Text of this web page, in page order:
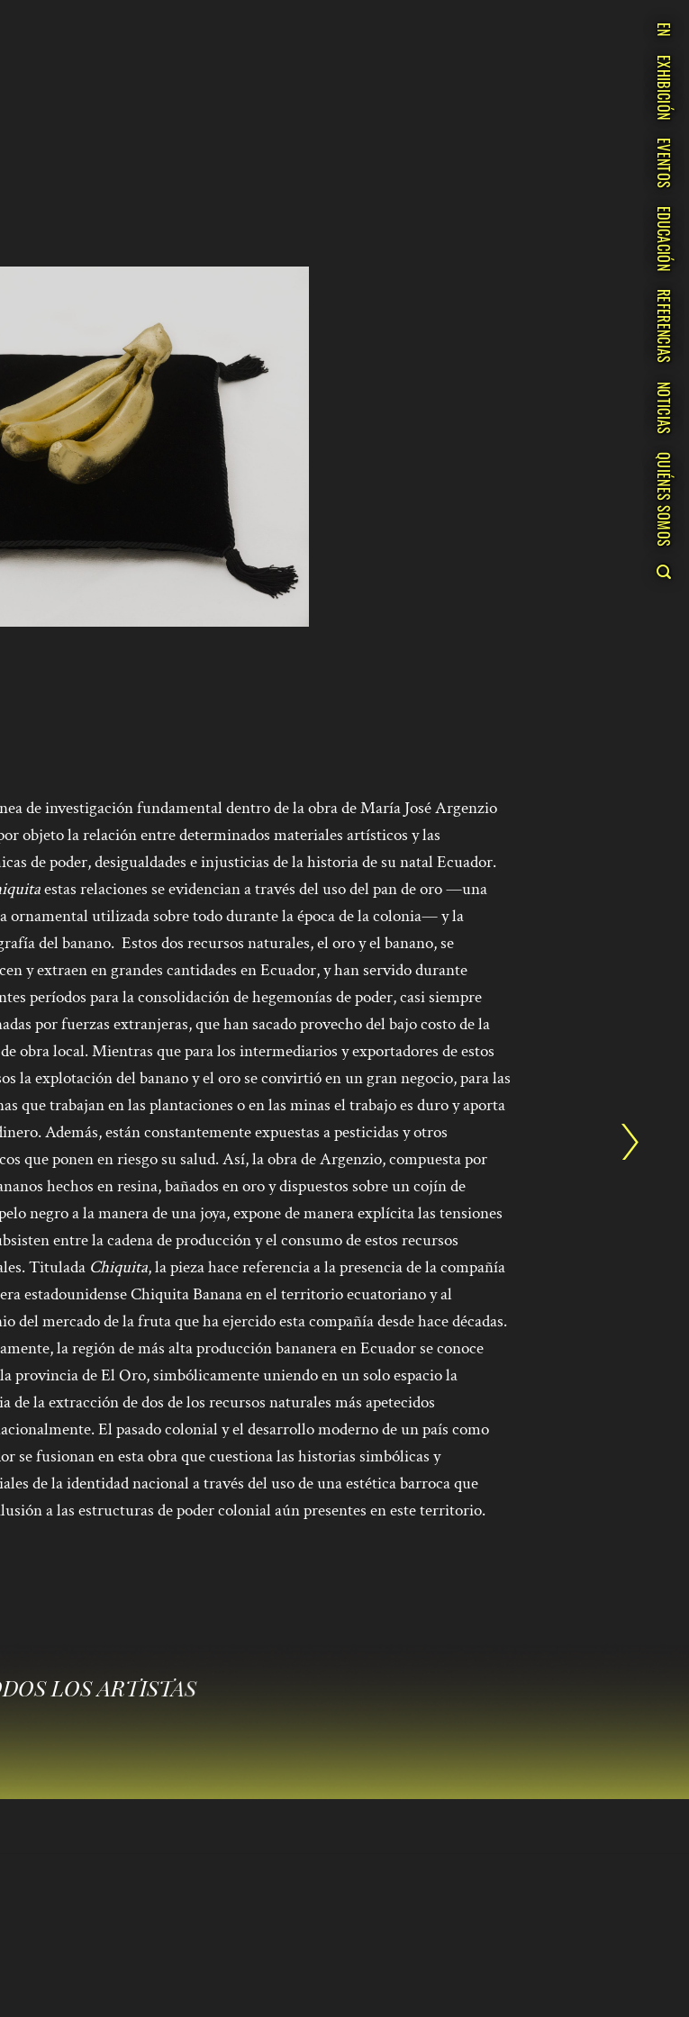
EN
EXHIBICIÓN
EVENTOS
EDUCACIÓN
REFERENCIAS
NOTICIAS
QUIÉNES SOMOS
de investigación fundamental dentro de la obra de María José Argenzio
objeto la relación entre determinados materiales artísticos y las
de poder, desigualdades e injusticias de la historia de su natal Ecuador.
estas relaciones se evidencian a través del uso del pan de oro —una
ornamental utilizada sobre todo durante la época de la colonia— y la
del banano. Estos dos recursos naturales, el oro y el banano, se
y extraen en grandes cantidades en Ecuador, y han servido durante
períodos para la consolidación de hegemonías de poder, casi siempre
por fuerzas extranjeras, que han sacado provecho del bajo costo de la
obra local. Mientras que para los intermediarios y exportadores de estos
la explotación del banano y el oro se convirtió en un gran negocio, para las
que trabajan en las plantaciones o en las minas el trabajo es duro y aporta
Además, están constantemente expuestas a pesticidas y otros
que ponen en riesgo su salud. Así, la obra de Argenzio, compuesta por
hechos en resina, bañados en oro y dispuestos sobre un cojín de
negro a la manera de una joya, expone de manera explícita las tensiones
entre la cadena de producción y el consumo de estos recursos
Titulada Chiquita, la pieza hace referencia a la presencia de la compañía
estadounidense Chiquita Banana en el territorio ecuatoriano y al
del mercado de la fruta que ha ejercido esta compañía desde hace décadas.
la región de más alta producción bananera en Ecuador se conoce
provincia de El Oro, simbólicamente uniendo en un solo espacio la
de la extracción de dos de los recursos naturales más apetecidos
El pasado colonial y el desarrollo moderno de un país como
se fusionan en esta obra que cuestiona las historias simbólicas y
de la identidad nacional a través del uso de una estética barroca que
a las estructuras de poder colonial aún presentes en este territorio.
LOS ARTISTAS